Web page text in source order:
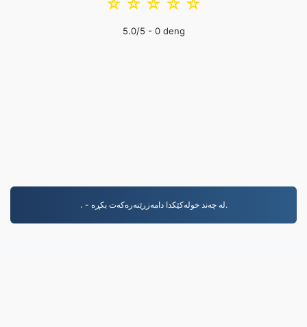
☆
☆
☆
☆
☆
5.0/5 - 0deng
. - لە چەند خولەکێکدا دامەزرێنەرەکەت بکڕە.